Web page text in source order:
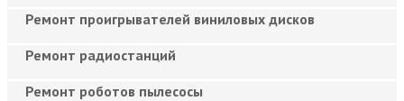
Ремонт проигрывателей виниловых дисков
Ремонт радиостанций
Ремонт роботов пылесосы